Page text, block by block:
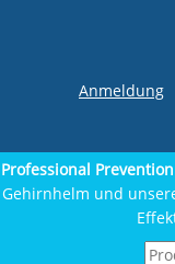
Anmeldung
Professional
Gehirnhelm und